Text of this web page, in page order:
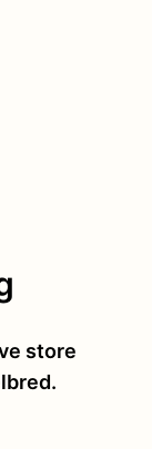
store